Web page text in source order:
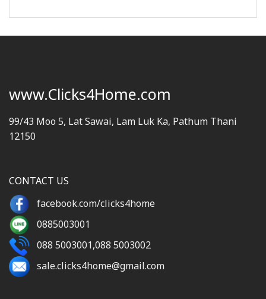
www.Clicks4Home.com
99/43 Moo 5, Lat Sawai, Lam Luk Ka, Pathum Thani
12150
CONTACT US
facebook.com/clicks4home
0885003001
088 5003001,088 5003002
sale.clicks4home@gmail.com